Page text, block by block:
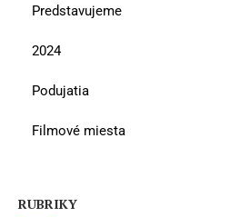
Predstavujeme
2024
Podujatia
Filmové miesta
RUBRIKY